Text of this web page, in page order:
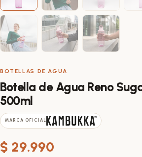
BOTELLAS DE AGUA
Botella de Agua Reno
500ml
MARCA OFICIAL
$ 29.990